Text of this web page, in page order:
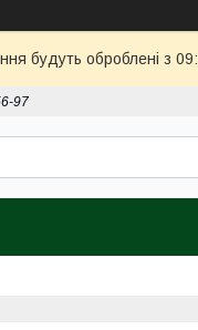
будуть оброблені з
97